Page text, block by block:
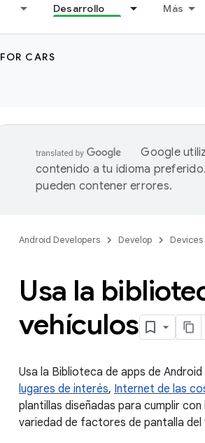
Desarrollo Más
CARS
Google
contenido a tu idioma
pueden contener errores.
Android Developers Develop Devices
Usa la
vehículos
Usa la Biblioteca de apps de
lugares de interés, Internet de las
plantillas diseñadas para cumplir
variedad de factores de pantalla del